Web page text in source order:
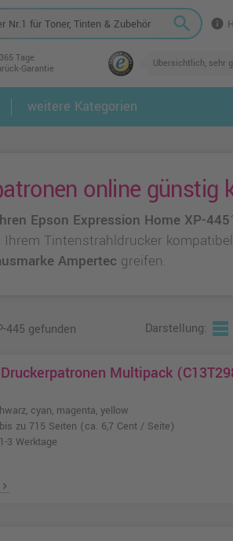
search info
Tage
Garantie
Übersichtlich, sehr
weitere Kategorien
online günstig
Epson Expression Home XP-445
Tintenstrahldrucker
Ampertec greifen.
445 gefunden Darstellung:
Multipack
cyan, magenta, yellow
bis zu 715 Seiten (ca. 6,7 Cent / Seite)
1-3 Werktage
chevron_right